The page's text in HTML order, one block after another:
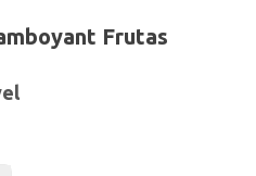
Frutas